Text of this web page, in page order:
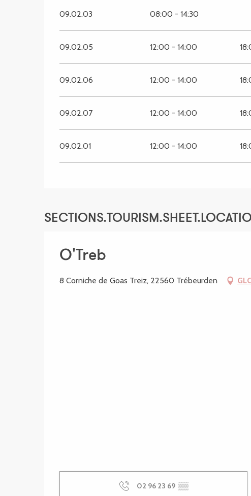
09.02.03 08:00 - 14:30
09.02.05 12:00 - 14:00
09.02.06 12:00 - 14:00
09.02.07 12:00 - 14:00
09.02.01 12:00 - 14:00
O'Treb
8 Corniche de Goas Treiz, 22560 Trébeurden
02 96 23 69 ▒▒